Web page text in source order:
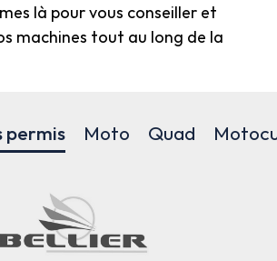
là pour vous conseiller et
machines tout au long de la
permis Moto Quad